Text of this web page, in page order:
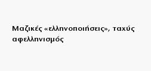
Μαζικές «ελληνοποιήσεις», ταχύς
αφελληνισμός